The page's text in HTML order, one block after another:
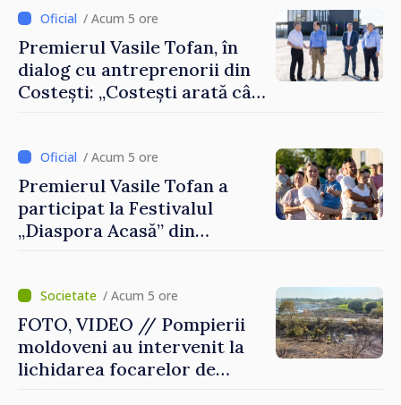
/ Acum 5 ore
Premierul Vasile Tofan, în
dialog cu antreprenorii din
Costești: „Costești arată cât
există inițiativă, muncă și
spirit antreprenorial”
/ Acum 5 ore
Premierul Vasile Tofan a
participat la Festivalul
„Diaspora Acasă” din
/ Acum 5 ore
FOTO, VIDEO // Pompierii
moldoveni au intervenit la
lichidarea focarelor de